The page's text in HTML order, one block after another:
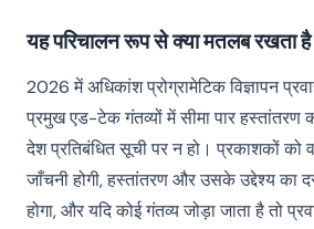
यह परिचालन रूप से क्या मतलब रखता है
2026 में अधिकांश प्रोग्रामेटिक विज्ञापन
प्रमुख एड-टेक गंतव्यों में सीमा पार हस्तांतरण
देश प्रतिबंधित सूची पर न हो। प्रकाशकों को
जाँचनी होगी, हस्तांतरण और उसके उद्देश्य का
होगा, और यदि कोई गंतव्य जोड़ा जाता है तो